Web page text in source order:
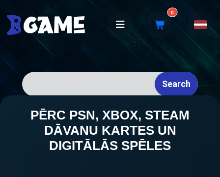
0
Search
PĒRC PSN, XBOX, STEAM
DĀVANU KARTES UN
DIGITĀLĀS SPĒLES